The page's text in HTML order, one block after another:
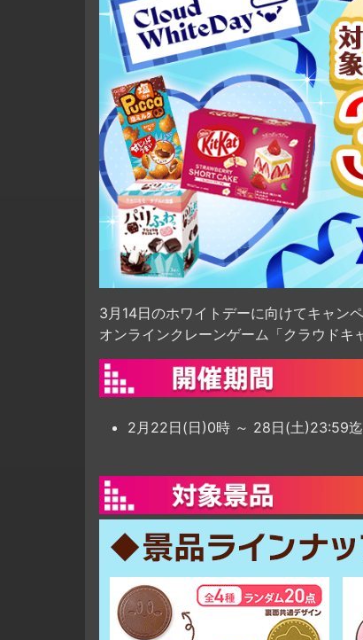
3月14日のホワイトデーに向けてキャン
オンラインクレーンゲーム「クラウドキ
2月22日(日)0時 ～ 28日(土)23:59迄